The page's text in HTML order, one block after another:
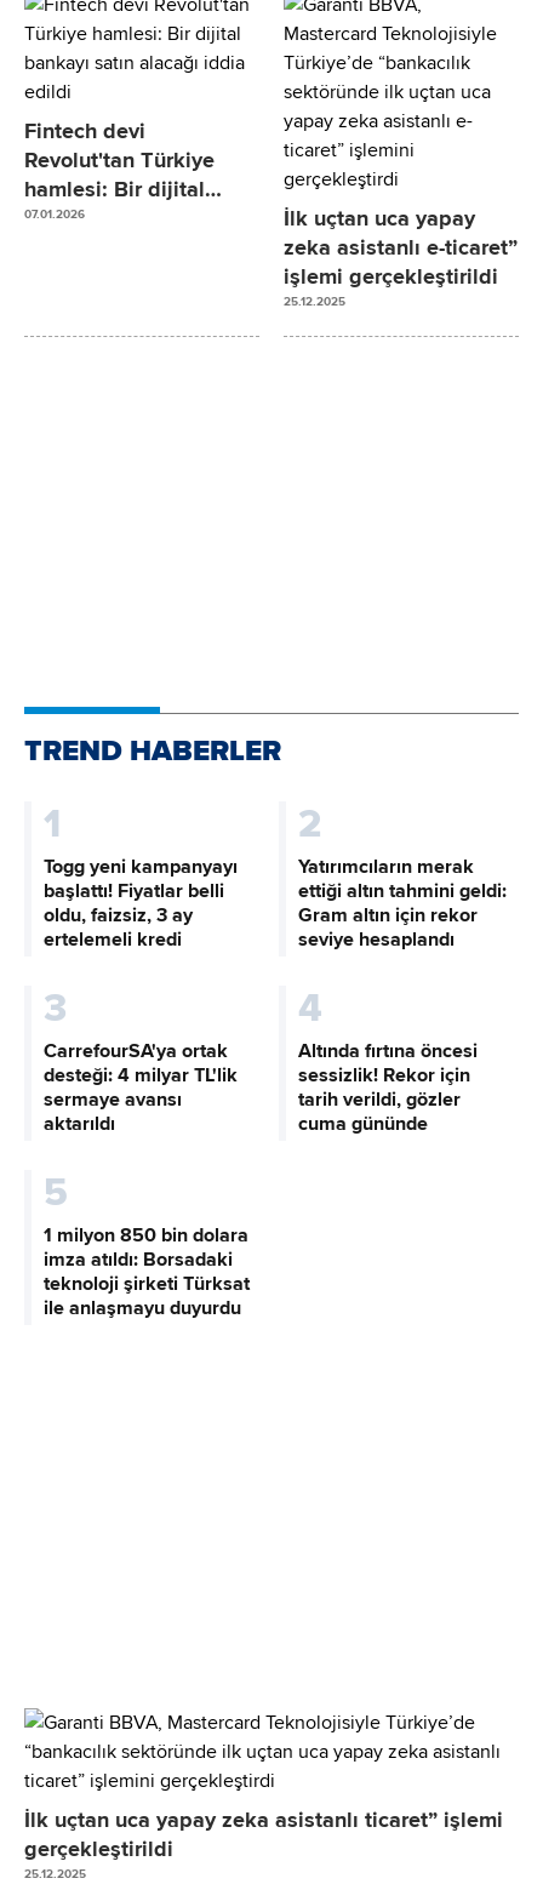
Fintech devi
Revolut'tan Türkiye
hamlesi: Bir dijital
bankayı satın alacağı
07.01.2026
İlk uçtan uca yapay
zeka asistanlı e-ticaret”
işlemi gerçekleştirildi
25.12.2025
TREND HABERLER
1
Togg yeni kampanyayı
başlattı! Fiyatlar belli
oldu, faizsiz, 3 ay
ertelemeli kredi
2
Yatırımcıların merak
ettiği altın tahmini geldi:
Gram altın için rekor
seviye hesaplandı
3
CarrefourSA'ya ortak
desteği: 4 milyar TL'lik
sermaye avansı
aktarıldı
4
Altında fırtına öncesi
sessizlik! Rekor için
tarih verildi, gözler
cuma gününde
5
1 milyon 850 bin dolara
imza atıldı: Borsadaki
teknoloji şirketi Türksat
ile anlaşmayu duyurdu
İlk uçtan uca yapay zeka asistanlı ticaret” işlemi
gerçekleştirildi
25.12.2025